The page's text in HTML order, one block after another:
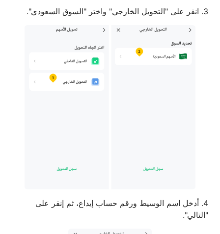
3. انقر على "التحويل الخارجي" واختر "السوق السعودي".
4. أدخل اسم الوسيط ورقم حساب إيداع، ثم إنقر على
"التالي".